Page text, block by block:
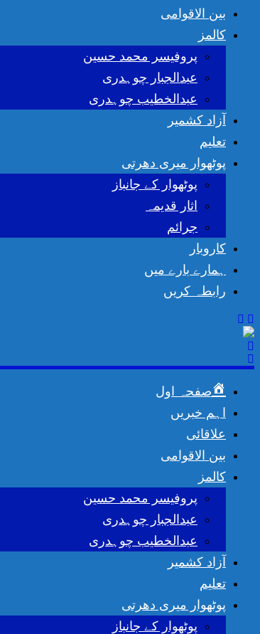
بین الاقوامی
کالمز
پروفیسر محمد حسین
عبدالجبار چوہدری
عبدالخطیب چوہدری
آزاد کشمیر
تعلیم
پوٹھوار میری دھرتی
پوٹھوار کے جانباز
اثار قدیمہ
جرائم
کاروبار
ہمارے بارے میں
رابطہ کریں
صفحہ اول
اہم خبریں
علاقائی
بین الاقوامی
کالمز
پروفیسر محمد حسین
عبدالجبار چوہدری
عبدالخطیب چوہدری
آزاد کشمیر
تعلیم
پوٹھوار میری دھرتی
پوٹھوار کے جانباز